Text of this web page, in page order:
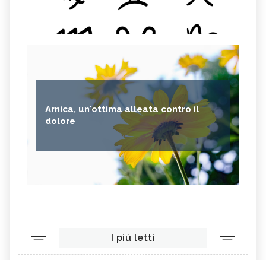
Arnica, un'ottima alleata contro il
dolore
I più letti